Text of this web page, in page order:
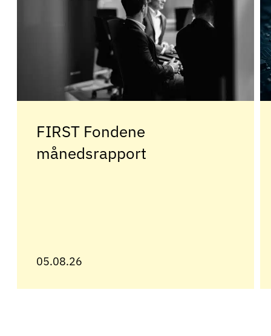
FIRST Fondene
månedsrapport
05.08.26